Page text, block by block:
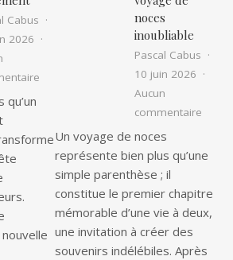
Cabus
2026
sur Évadez-vous : l’art de voyager
qu’un
noces
inoubliable
Pascal Cabus
10 juin 2026
Aucun
commentaire
Un voyage de noces
représente bien plus qu’une
simple parenthèse ; il
constitue le premier chapitre
mémorable d’une vie à deux,
une invitation à créer des
souvenirs indélébiles. Après